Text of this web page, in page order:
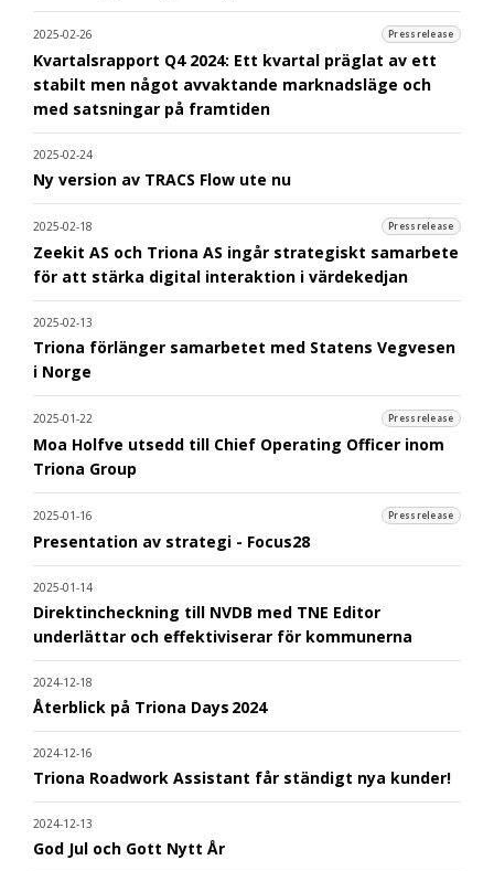
2025-02-26 Pressrelease
Kvartalsrapport Q4 2024: Ett kvartal präglat av ett
stabilt men något avvaktande marknadsläge och
med satsningar på framtiden
2025-02-24
Ny version av TRACS Flow ute nu
2025-02-18 Pressrelease
Zeekit AS och Triona AS ingår strategiskt samarbete
för att stärka digital interaktion i värdekedjan
2025-02-13
Triona förlänger samarbetet med Statens Vegvesen
i Norge
2025-01-22 Pressrelease
Moa Holfve utsedd till Chief Operating Officer inom
Triona Group
2025-01-16 Pressrelease
Presentation av strategi - Focus28
2025-01-14
Direktincheckning till NVDB med TNE Editor
underlättar och effektiviserar för kommunerna
2024-12-18
Återblick på Triona Days 2024
2024-12-16
Triona Roadwork Assistant får ständigt nya kunder!
2024-12-13
God Jul och Gott Nytt År